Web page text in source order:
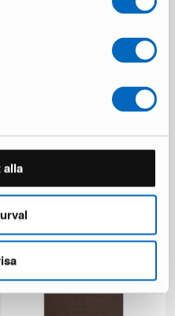
alla
set om 4 st
1 i lager ·
Du sparar 100 €